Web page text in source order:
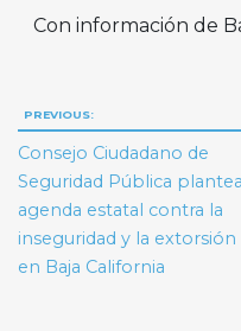
Con información de
Navegación
de
entradas
PREVIOUS:
Consejo Ciudadano de
Seguridad Pública plantea
agenda estatal contra la
inseguridad y la extorsión
en Baja California